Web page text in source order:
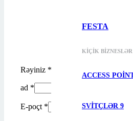
FESTA
KIÇIK
ACCESS
SVITÇLƏR 9
Rəyiniz *
ad *
E-poçt *